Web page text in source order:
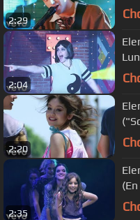
2:29
de
2:04
2:20
2:35